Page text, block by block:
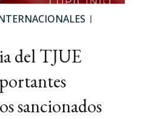
del TJUE
sancionados